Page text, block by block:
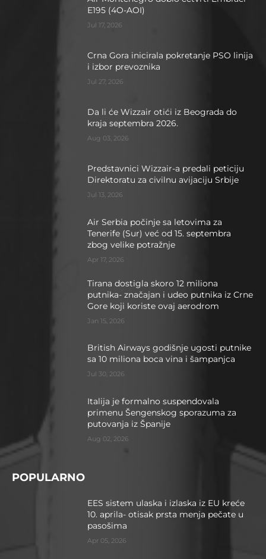
E195 (4O-AOI)
Jul 17, 2026
Crna Gora inicirala pokretanje PSO linija
i izbor prevoznika
Jul 27, 2026
Da li će Wizzair otići iz Beograda do
kraja septembra 2026.
Aug 03, 2026
Predstavnici Wizzair-a predali peticiju
Direktoratu za civilnu avijaciju Srbije
Jul 13, 2026
Air Serbia počinje sa letovima za
Tenerife (Sur) već od 15. septembra
zbog velike potražnje
Apr 17, 2026
Tirana dostigla skoro 12 miliona
putnika- značajan i udeo putnika iz Crne
Gore koji koriste ovaj aerodrom
Jan 15, 2026
British Airways godišnje ugosti putnike
sa 10 miliona boca vina i šampanjca
Jul 30, 2026
Italija je formalno suspendovala
primenu Šengenskog sporazuma za
putovanja iz Španije
Aug 02, 2026
POPULARNO
EES sistem ulaska i izlaska iz EU kreće
10. aprila- otisak prsta menja pečate u
pasošima
Apr 05, 2026